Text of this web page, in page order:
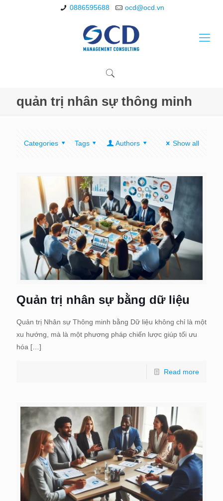
0886595688 ocd@ocd.vn
quản trị nhân sự thông minh
Categories Tags Authors Show all
Quản trị nhân sự bằng dữ liệu
Quản trị Nhân sự Thông minh bằng Dữ liệu không chỉ là một
xu hướng, mà là một phương pháp chiến lược giúp tối ưu
hóa […]
Read more